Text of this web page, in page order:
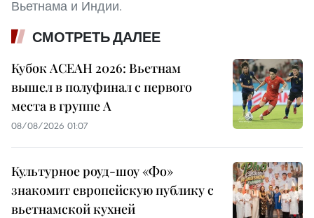
Вьетнама и Индии.
СМОТРЕТЬ ДАЛЕЕ
Кубок АСЕАН 2026: Вьетнам
вышел в полуфинал с первого
места в группе A
08/08/2026 01:07
Культурное роуд-шоу «Фо»
знакомит европейскую публику с
вьетнамской кухней